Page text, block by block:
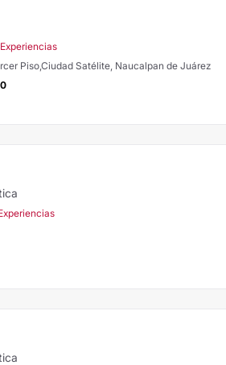
Piso,Ciudad Satélite, Naucalpan de Juárez